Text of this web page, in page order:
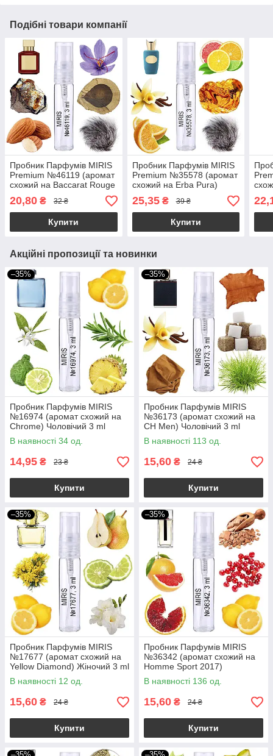
Подібні товари компанії
Пробник Парфумів MIRIS
Premium №46119 (аромат
схожий на Baccarat Rouge
540 Extrait de Parfum)
Унісекс 3 ml
20,80 ₴ 32 ₴
Купити
Пробник Парфумів MIRIS
Premium №35578 (аромат
схожий на Erba Pura)
Унісекс 3 ml
25,35₴ 39 ₴
Купити
Акційні пропозиції та новинки
–35%
Пробник Парфумів MIRIS
№16974 (аромат схожий на
Chrome) Чоловічий 3 ml
В наявності 34 од.
14,95 ₴ 23 ₴
Купити
–35%
Пробник Парфумів MIRIS
№36173 (аромат схожий на
CH Men) Чоловічий 3 ml
В наявності 113 од.
15,60 ₴ 24 ₴
Купити
–35%
Пробник Парфумів MIRIS
№17677 (аромат схожий на
Yellow Diamond) Жіночий 3 ml
В наявності 12 од.
15,60 ₴ 24 ₴
Купити
–35%
Пробник Парфумів MIRIS
№36342 (аромат схожий на
Homme Sport 2017)
Чоловічий 3 ml
В наявності 136 од.
15,60 ₴ 24 ₴
Купити